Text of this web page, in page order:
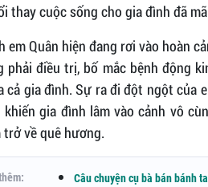
thay cuộc sống cho gia đình đã
em Quân hiện đang rơi vào hoàn
phải điều trị, bố mắc bệnh động
cả gia đình. Sự ra đi đột ngột của
khiến gia đình lâm vào cảnh vô
trở về quê hương.
Câu chuyện cụ bà bán bánh